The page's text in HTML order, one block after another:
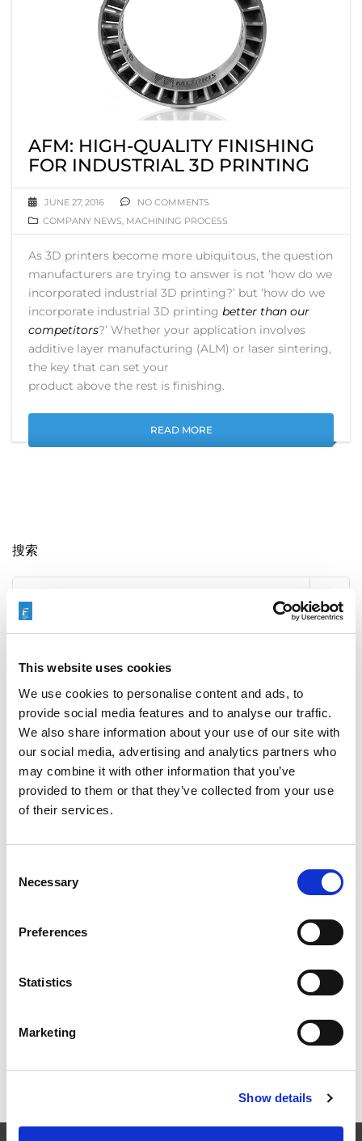
This website uses cookies
We use cookies to personalise content and ads, to
provide social media features and to analyse our traffic.
We also share information about your use of our site with
our social media, advertising and analytics partners who
may combine it with other information that you’ve
provided to them or that they’ve collected from your use
of their services.
Selection
Necessary
Preferences
Statistics
Marketing
Show details
AFM: HIGH-QUALITY FINISHING
FOR INDUSTRIAL 3D PRINTING
JUNE 27, 2016
NO COMMENTS
COMPANY NEWS, MACHINING PROCESS
As 3D printers become more ubiquitous, the question
manufacturers are trying to answer is not ‘how do we
incorporated industrial 3D printing?’ but ‘how do we
incorporate industrial 3D printing better than our
competitors?’ Whether your application involves
additive layer manufacturing (ALM) or laser sintering,
the key that can set your
product above the rest is finishing.
READ MORE
搜索
for:
EXTRUDE HONE 如何重新定义一级方程式赛车的性能极
限
2026年柏林国际航空航天展（ILA BERLIN 2026）：全球